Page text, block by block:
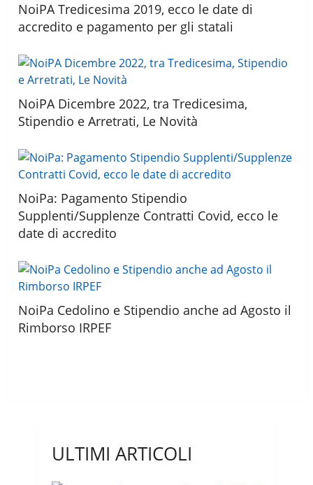
NoiPA Tredicesima 2019, ecco le date di
accredito e pagamento per gli statali
NoiPA Dicembre 2022, tra Tredicesima,
Stipendio e Arretrati, Le Novità
NoiPa: Pagamento Stipendio
Supplenti/Supplenze Contratti Covid, ecco le
date di accredito
NoiPa Cedolino e Stipendio anche ad Agosto il
Rimborso IRPEF
ULTIMI ARTICOLI